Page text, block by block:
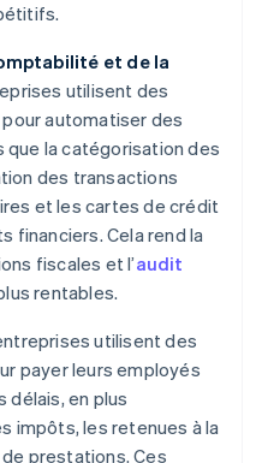
et de la
utilisent des
automatiser des
la catégorisation des
des transactions
et les cartes de crédit
financiers. Cela rend la
fiscales et l’audit
rentables.
utilisent des
payer leurs employés
délais, en plus
impôts, les retenues à la
prestations. Ces